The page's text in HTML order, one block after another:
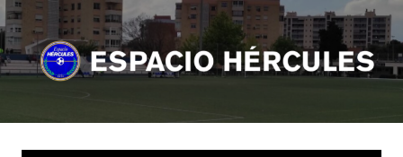
Saltar
al
contenido